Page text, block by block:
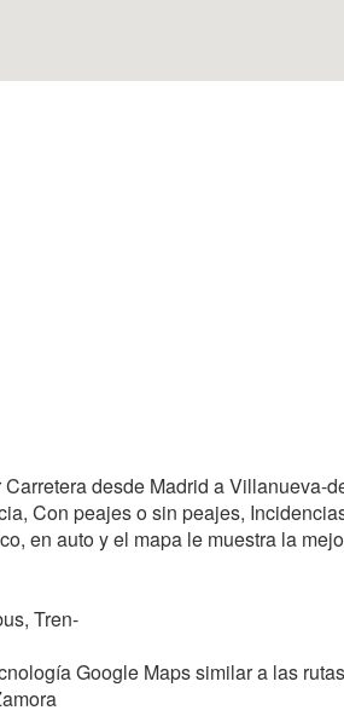
desde Madrid a
Con peajes o sin peajes,
en auto y el mapa le muestra la
Tren-
Google Maps similar a las